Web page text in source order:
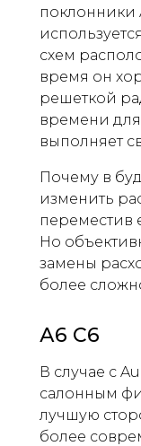
поклонники
схем
время он
решеткой
времени
выполняет
Почему в
изменить
переместив
Но
замены
более
А6 С6
В случае с
салонным
лучшую
более